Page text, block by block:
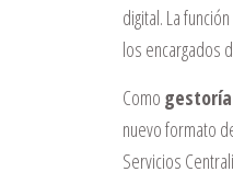
digital. La
los encargados
Como
nuevo formato
Servicios